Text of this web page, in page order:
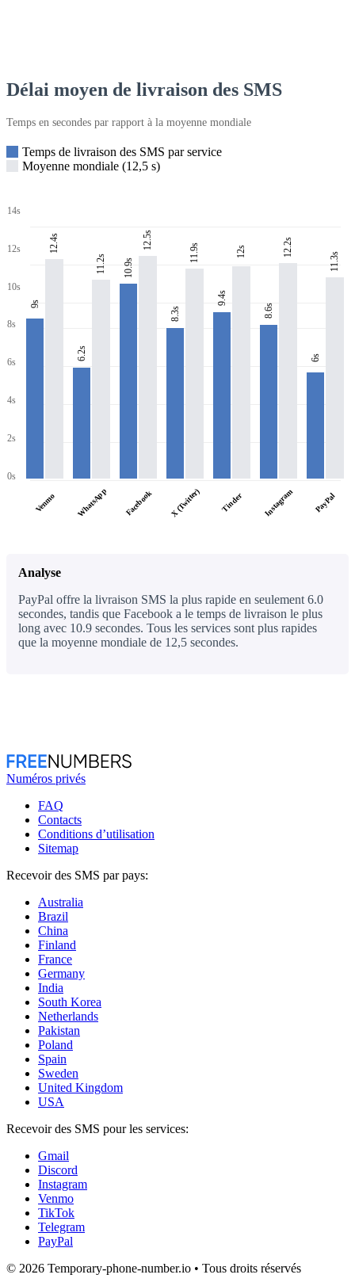
Délai moyen de livraison des SMS
Temps en secondes par rapport à la moyenne mondiale
Temps de livraison des SMS par service
Moyenne mondiale (12,5 s)
14s
12s
10s
8s
6s
4s
2s
0s
9s
12.4s
Venmo
6.2s
11.2s
WhatsApp
10.9s
12.5s
Facebook
8.3s
11.9s
X (Twitter)
9.4s
12s
Tinder
8.6s
12.2s
Instagram
6s
11.3s
PayPal
Analyse
PayPal offre la livraison SMS la plus rapide en seulement 6.0
secondes, tandis que Facebook a le temps de livraison le plus
long avec 10.9 secondes. Tous les services sont plus rapides
que la moyenne mondiale de 12,5 secondes.
Numéros privés
FAQ
Contacts
Conditions d’utilisation
Sitemap
Recevoir des SMS par pays:
Australia
Brazil
China
Finland
France
Germany
India
South Korea
Netherlands
Pakistan
Poland
Spain
Sweden
United Kingdom
USA
Recevoir des SMS pour les services:
Gmail
Discord
Instagram
Venmo
TikTok
Telegram
PayPal
© 2026 Temporary-phone-number.io • Tous droits réservés